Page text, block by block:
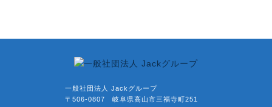
一般社団法人 Jackグループ
〒506-0807 岐阜県高山市三福寺町251